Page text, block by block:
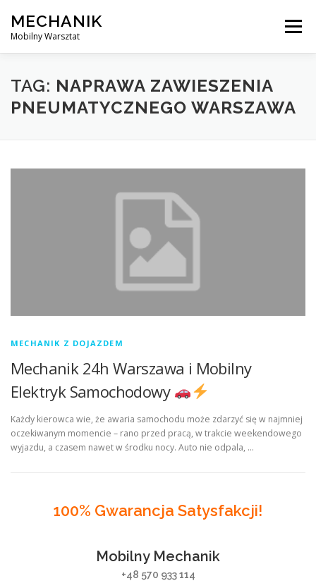
content
MECHANIK
Mobilny Warsztat
Menu
MOBILNY MECHANIK ELEKTRYK SAMOCHODOWY
TAG: NAPRAWA ZAWIESZENIA
PNEUMATYCZNEGO WARSZAWA
MECHANIK Z DOJAZDEM
Mechanik 24h Warszawa i Mobilny
Elektryk Samochodowy
Każdy kierowca wie, że awaria samochodu może zdarzyć się w najmniej
oczekiwanym momencie – rano przed pracą, w trakcie weekendowego
wyjazdu, a czasem nawet w środku nocy. Auto nie odpala, …
100% Gwarancja Satysfakcji!
Mobilny Mechanik
+48 570 933 114